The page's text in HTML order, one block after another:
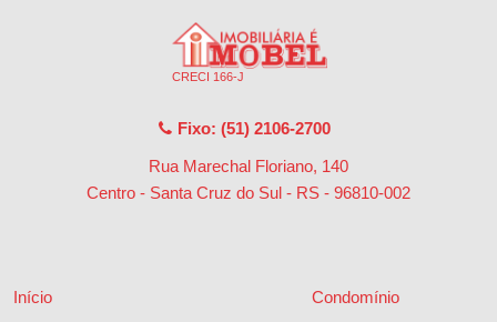
CRECI 166-J
Fixo: (51) 2106-2700
Rua Marechal Floriano, 140
Centro - Santa Cruz do Sul - RS - 96810-002
Início Condomínio